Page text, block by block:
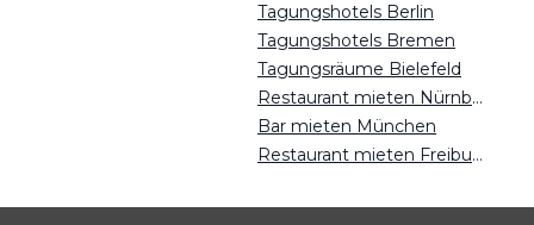
Tagungshotels Berlin
Tagungshotels Bremen
Tagungsräume Bielefeld
Restaurant mieten Nürnberg
Bar mieten München
Restaurant mieten Freiburg